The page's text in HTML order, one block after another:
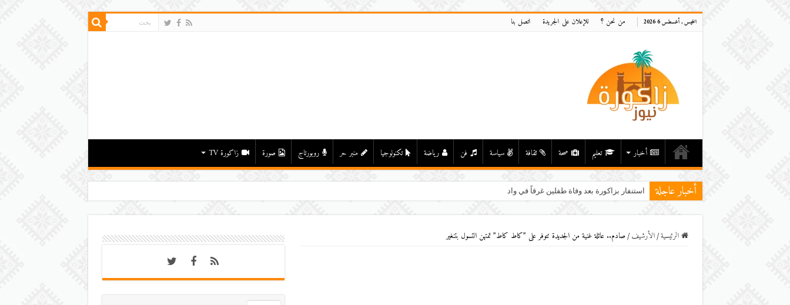
الخميس , أغسطس 6 2026 من نحن ؟ للإعلان على الجريدة اتصل بنا
أخبار تعليم صحة ثقافة سياسة فن رياضة تكنولوجيا منبر حر روبورتاج صورة زاكورة TV
أخبار عاجلة استنفار بزاكورة بعد وفاة طفلين غرقاً في واد درعة بأولاد يحيى لكراير
الرئيسية/اﻷرشيف/صادم.. عائلة غنية من الجديدة تتوفر على ”كاط كاط” تمتهن التسول بتنغير